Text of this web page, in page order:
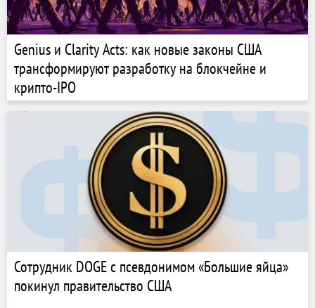
Genius и Clarity Acts: как новые законы США
трансформируют разработку на блокчейне и
крипто-IPO
Сотрудник DOGE с псевдонимом «Большие яйца»
покинул правительство США